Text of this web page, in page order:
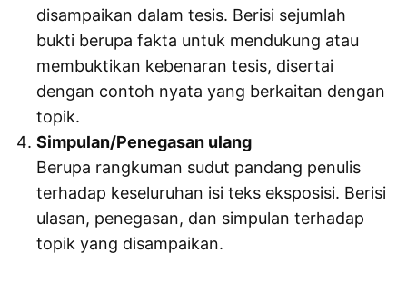
disampaikan dalam tesis. Berisi sejumlah
bukti berupa fakta untuk mendukung atau
membuktikan kebenaran tesis, disertai
dengan contoh nyata yang berkaitan dengan
topik.
Simpulan/Penegasan ulang
Berupa rangkuman sudut pandang penulis
terhadap keseluruhan isi teks eksposisi. Berisi
ulasan, penegasan, dan simpulan terhadap
topik yang disampaikan.